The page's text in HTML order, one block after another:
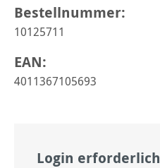
Bestellnummer:
10125711
EAN:
4011367105693
Login erforderlich